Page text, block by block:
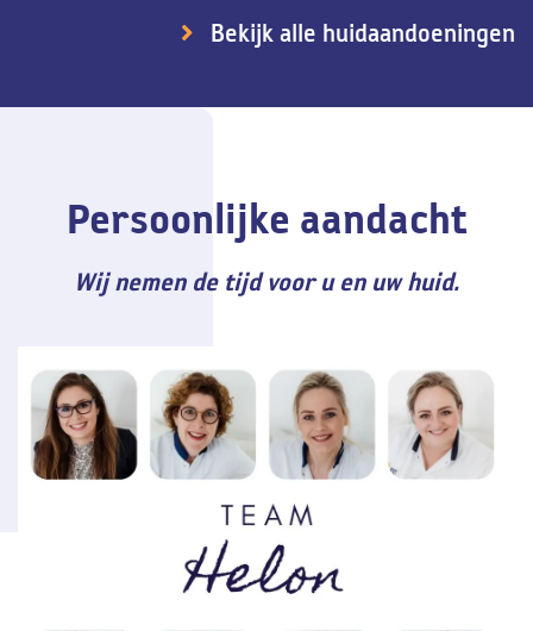
Bekijk alle huidaandoeningen
Persoonlijke aandacht
Wij nemen de tijd voor u en uw huid.